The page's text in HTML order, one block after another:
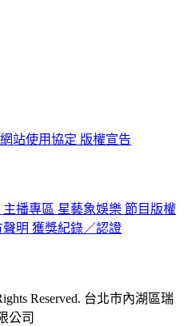
網站使用協定 版權宣告
主播專區 星藝象娛樂 節目版權
聲明 獲獎紀錄／認證
Reserved. 台北市內湖區瑞
公司